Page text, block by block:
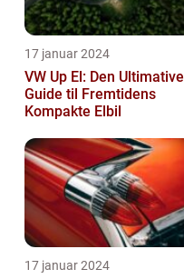
17 januar 2024
VW Up El: Den Ultimative
Guide til Fremtidens
Kompakte Elbil
17 januar 2024